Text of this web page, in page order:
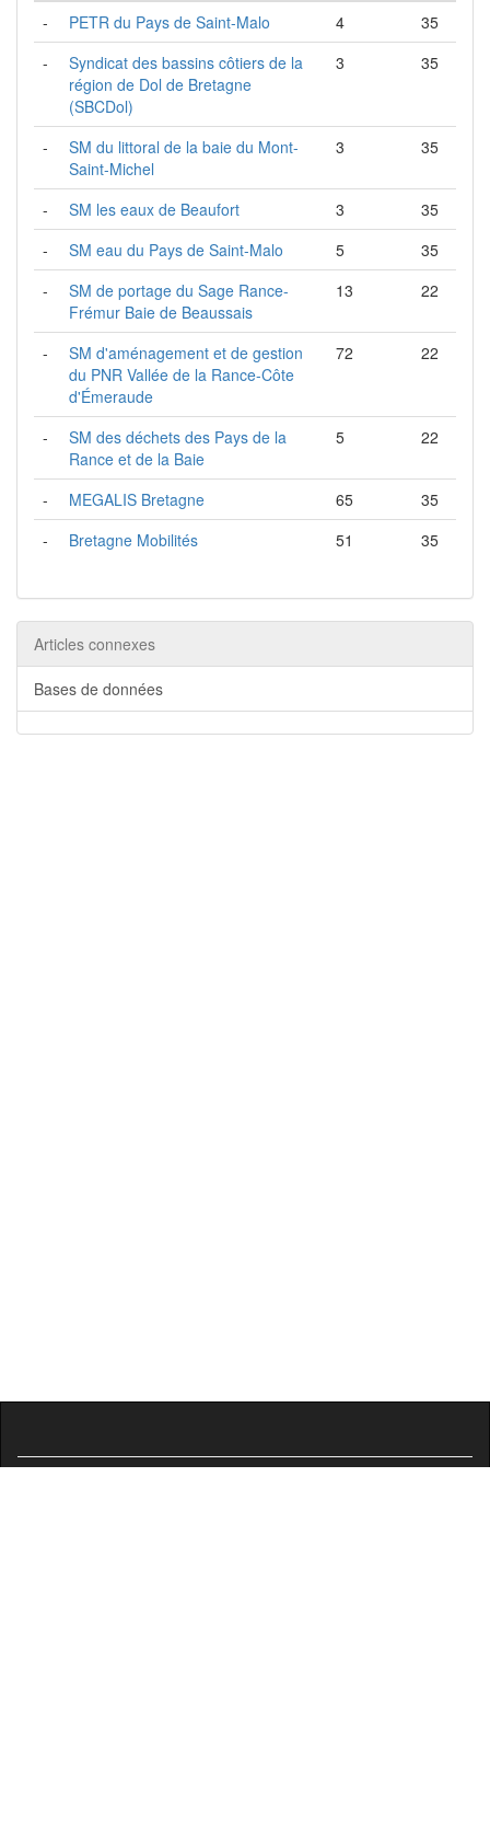
-
PETR du Pays de Saint-Malo 4
35
-
Syndicat des bassins côtiers de la
région de Dol de Bretagne
(SBCDol)
3 35
-
SM du littoral de la baie du Mont-
Saint-Michel
3 35
- SM les eaux de Beaufort 3
35
-
SM eau du Pays de Saint-Malo 5
35
-
SM de portage du Sage Rance-
Frémur Baie de Beaussais
13 22
-
SM d'aménagement et de gestion
du PNR Vallée de la Rance-Côte
d'Émeraude
72 22
-
SM des déchets des Pays de la
Rance et de la Baie
5 22
- MEGALIS Bretagne 65
35
-
Bretagne Mobilités 51 35
Articles connexes
Bases de données